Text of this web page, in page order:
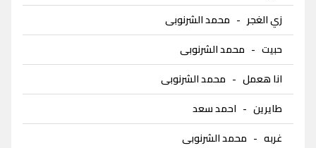
زي الغجر - محمد الشرنوبى
حبيت - محمد الشرنوبى
انا هعمل - محمد الشرنوبى
طايرين - احمد سعد
غربه - محمد الشرنوبى